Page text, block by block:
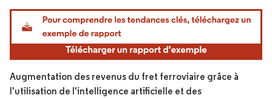
Image © Mordor Intelligence. La réutilisation nécessite une attribution sous CC BY
Augmentation des revenus du fret ferroviaire grâce à
l'utilisation de l'intelligence artificielle et des